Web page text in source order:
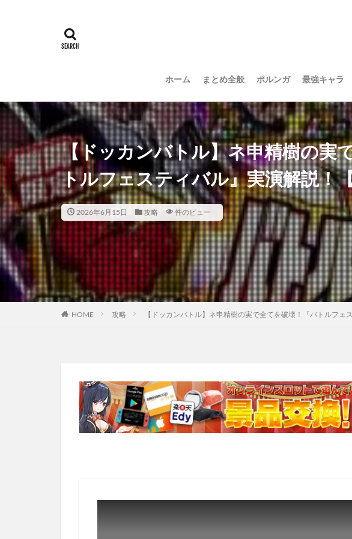
ホーム まとめ全般 ポルンガ 最強キャラ
【ドッカンバトル】ネ申精樹の実
トルフェスティバル』実演解説！
2026年6月15日 攻略 件のビュー
HOME 攻略 【ドッカンバトル】ネ申精樹の実で全てを破壊！『バトルフェ